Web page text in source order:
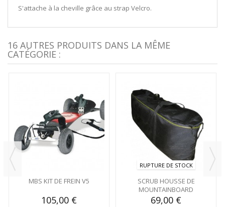
S'attache à la cheville grâce au strap Velcro.
16 AUTRES PRODUITS DANS LA MÊME
CATÉGORIE :
MBS KIT DE FREIN V5
105,00 €
RUPTURE DE STOCK
SCRUB HOUSSE DE
MOUNTAINBOARD
69,00 €